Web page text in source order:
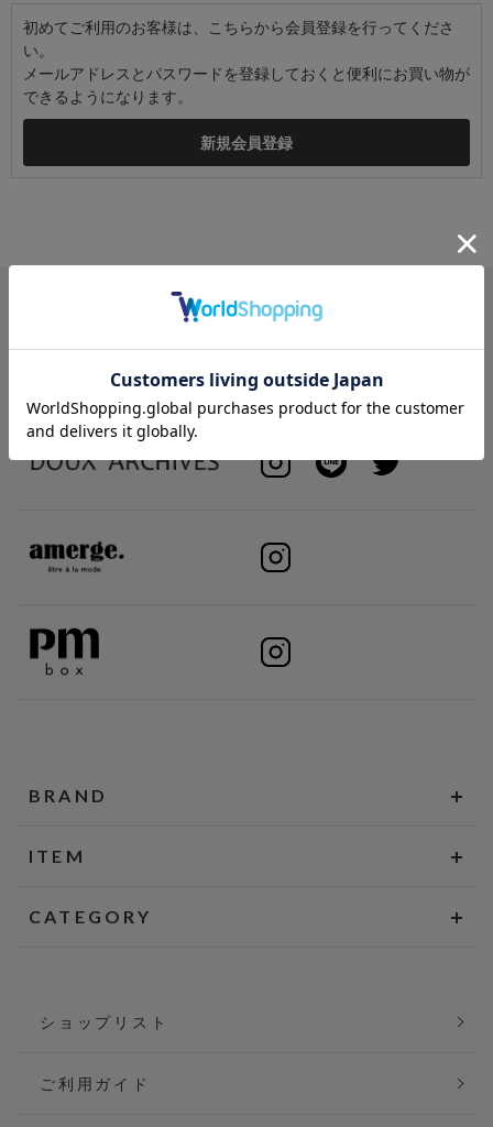
初めてご利用のお客様は、こちらから会員登録を行ってくださ
い。
メールアドレスとパスワードを登録しておくと便利にお買い物が
できるようになります。
BRAND
ITEM
CATEGORY
ショップリスト
ご利用ガイド